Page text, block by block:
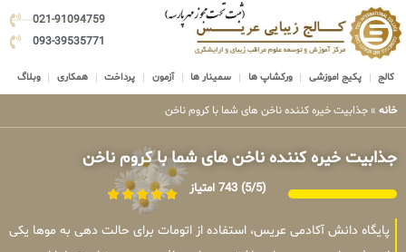
021-91094759
093-39535771
کالج پکیج اموزشی ورکشاپ ها سمینار ها آزمون پرداخت همکاری وبلاگ
خانه » جذابیت خیره کننده ناخن های شما با کروم ناخن
جذابیت خیره کننده ناخن های شما با کروم ناخن
(5/5) 743 امتیاز
پایگاه دانش آکادمی عریس، استفاده از اتومات برای حالت دهی به موها یکی